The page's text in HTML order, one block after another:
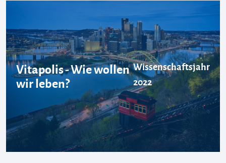
Vitapolis - Wie wollen
wir leben?
Wissenschaftsjahr
2022